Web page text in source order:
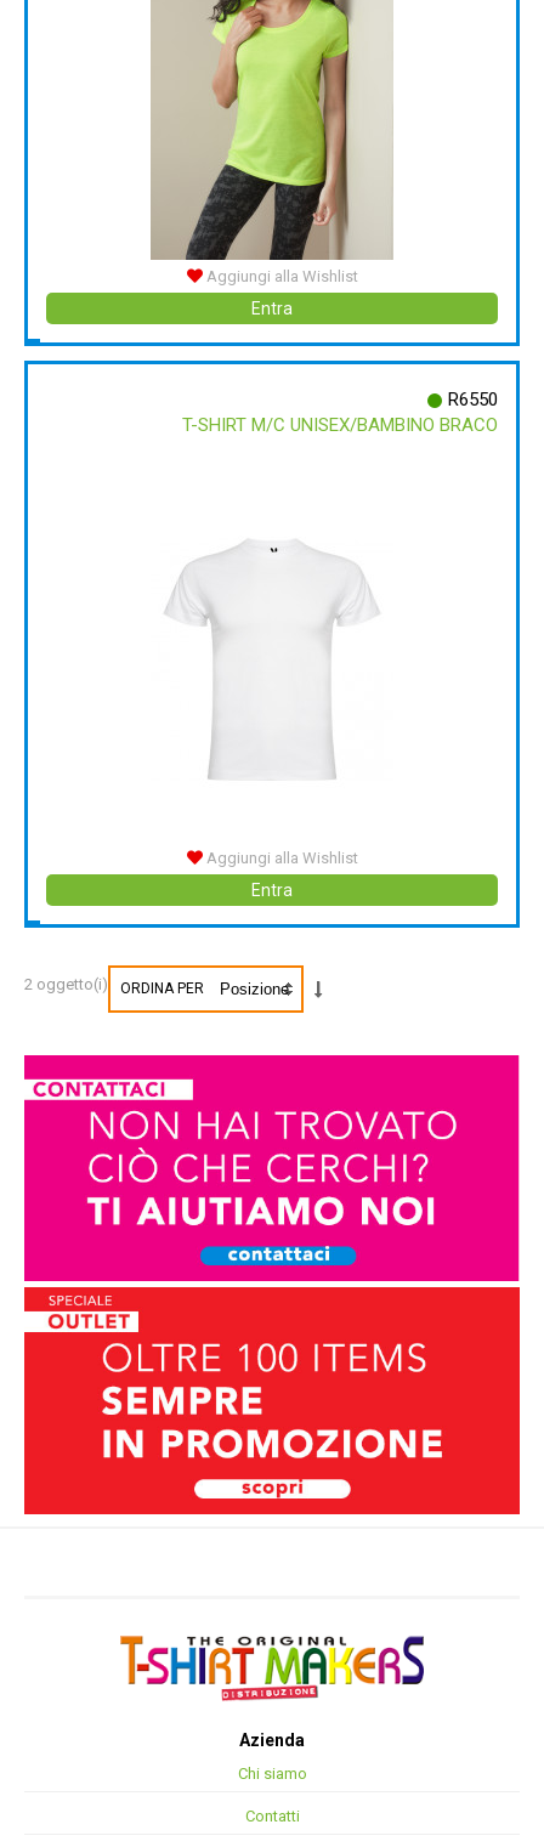
Aggiungi alla Wishlist
Entra
R6550
T-SHIRT M/C UNISEX/BAMBINO BRACO
Aggiungi alla Wishlist
Entra
2 oggetto(i) ORDINA PER
Azienda
Chi siamo
Contatti